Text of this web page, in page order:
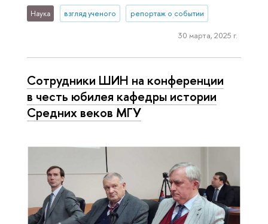
Наука взгляд ученого репортаж о событии
30 марта, 2025 г.
Сотрудники ШИН на конференции
в честь юбилея кафедры истории
Средних веков МГУ